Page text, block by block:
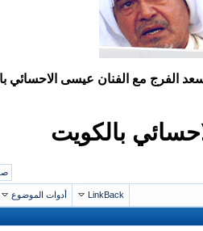
سعد الفرج مع الفنان عيسى الاحسائي
بالكويت
LinkBack أدوات الموضوع